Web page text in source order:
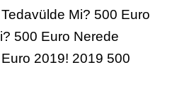
Mi? 500 Euro
500 Euro Nerede
2019! 2019 500